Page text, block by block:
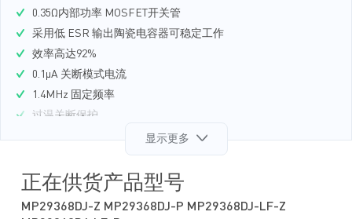
0.35Ω内部功率 MOSFET开关管
采用低 ESR 输出陶瓷电容器可稳定工作
效率高达92%
0.1μA 关断模式电流
1.4MHz 固定频率
过温关断保护
宽工作输入电压范围：4.5V 至 24V
可调输出电压：0.81V 至 15V
显示更多
正在供货产品型号
MP29368DJ-Z MP29368DJ-P MP29368DJ-LF-Z